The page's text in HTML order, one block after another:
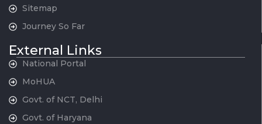
Sitemap
Journey So Far
External Links
National Portal
MoHUA
Govt. of NCT, Delhi
Govt. of Haryana